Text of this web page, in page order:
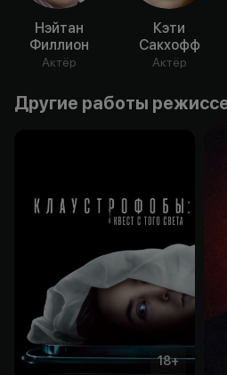
Нэйтан
Филлион
Актёр
Кэти
Сакхофф
Актёр
Другие работы
18+